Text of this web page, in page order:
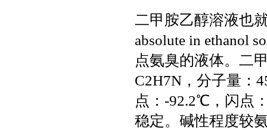
二甲胺乙醇溶液也
absolute in ethanol
点氨臭的液体。二
C2H7N，分子量：
点：-92.2℃，闪点
稳定。碱性程度较